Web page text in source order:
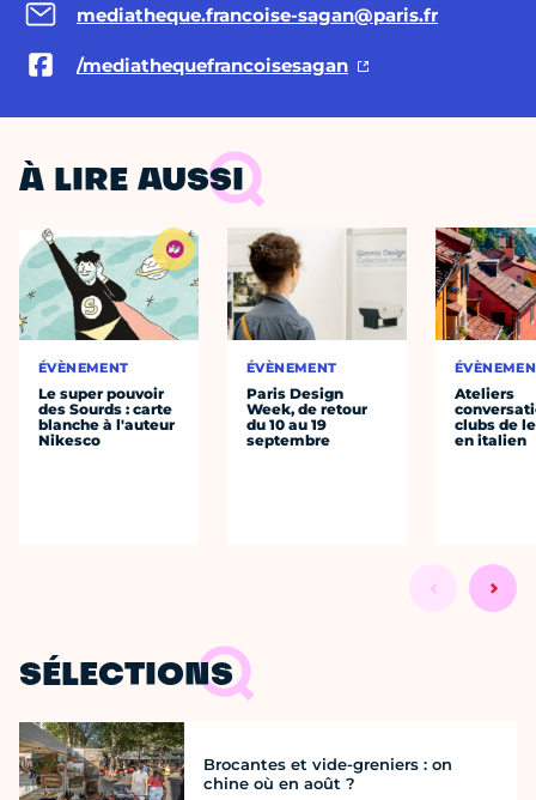
mediatheque.francoise-sagan@paris.fr
/mediathequefrancoisesagan
À LIRE AUSSI
ÉVÈNEMENT
Le super pouvoir
des Sourds : carte
blanche à l'auteur
Nikesco
ÉVÈNEMENT
Paris Design
Week, de retour
du 10 au 19
septembre
Ateliers
clubs de
en italien
SÉLECTIONS
Brocantes et vide-greniers : on
chine où en août ?